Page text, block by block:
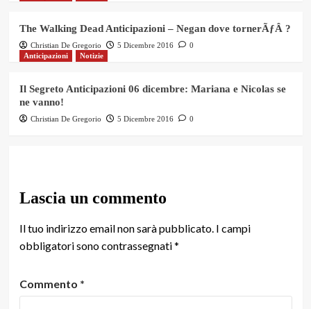
The Walking Dead Anticipazioni – Negan dove tornerÃƒÂ ?
Christian De Gregorio 5 Dicembre 2016
0
Anticipazioni
Notizie
Il Segreto Anticipazioni 06 dicembre: Mariana e Nicolas se
ne vanno!
Christian De Gregorio 5 Dicembre 2016 0
Lascia un commento
Il tuo indirizzo email non sarà pubblicato. I campi
obbligatori sono contrassegnati*
Commento *